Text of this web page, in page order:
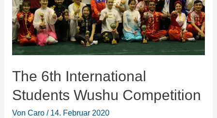
The 6th International
Students Wushu Competition
VonCaro / 14. Februar 2020